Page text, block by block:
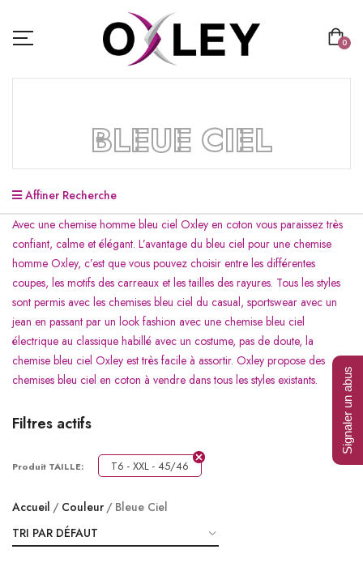
0
BLEUE CIEL
Affiner Recherche
Avec une chemise homme bleu ciel Oxley en coton vous paraissez très
confiant, calme et élégant. L’avantage du bleu ciel pour une chemise
homme Oxley, c’est que vous pouvez choisir entre les différentes
coupes, les motifs des carreaux et les tailles des rayures. Tous les styles
sont permis avec les chemises bleu ciel du casual, sportswear avec un
jean en passant par un look fashion avec une chemise bleu ciel
électrique au classique habillé avec un costume, pas de doute, la
chemise bleu ciel Oxley est très facile à assortir. Oxley propose des
chemises bleu ciel en coton à vendre dans tous les styles existants.
Filtres actifs
Produit TAILLE: T6 - XXL - 45/46
Accueil Couleur Bleue Ciel
Signaler un abus